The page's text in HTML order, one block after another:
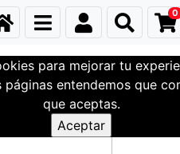
para mejorar tu
entendemos que
que aceptas.
0